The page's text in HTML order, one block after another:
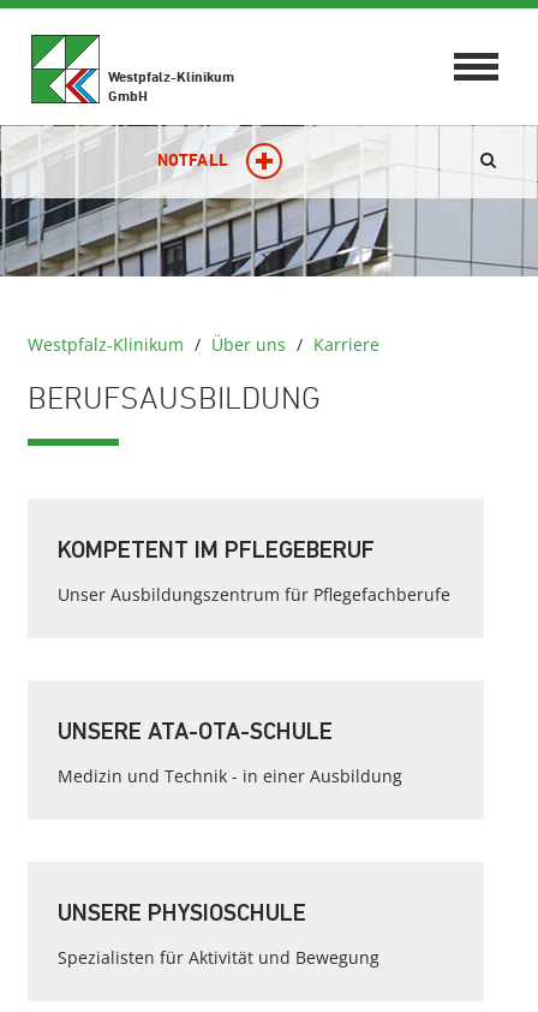
Toggle
Westpfalz-Klinikum
GmbH
NOTFALL
Westpfalz-Klinikum / Über uns / Karriere
BERUFSAUSBILDUNG
KOMPETENT IM PFLEGEBERUF
Unser Ausbildungszentrum für Pflegefachberufe
UNSERE ATA-OTA-SCHULE
Medizin und Technik - in einer Ausbildung
UNSERE PHYSIOSCHULE
Spezialisten für Aktivität und Bewegung